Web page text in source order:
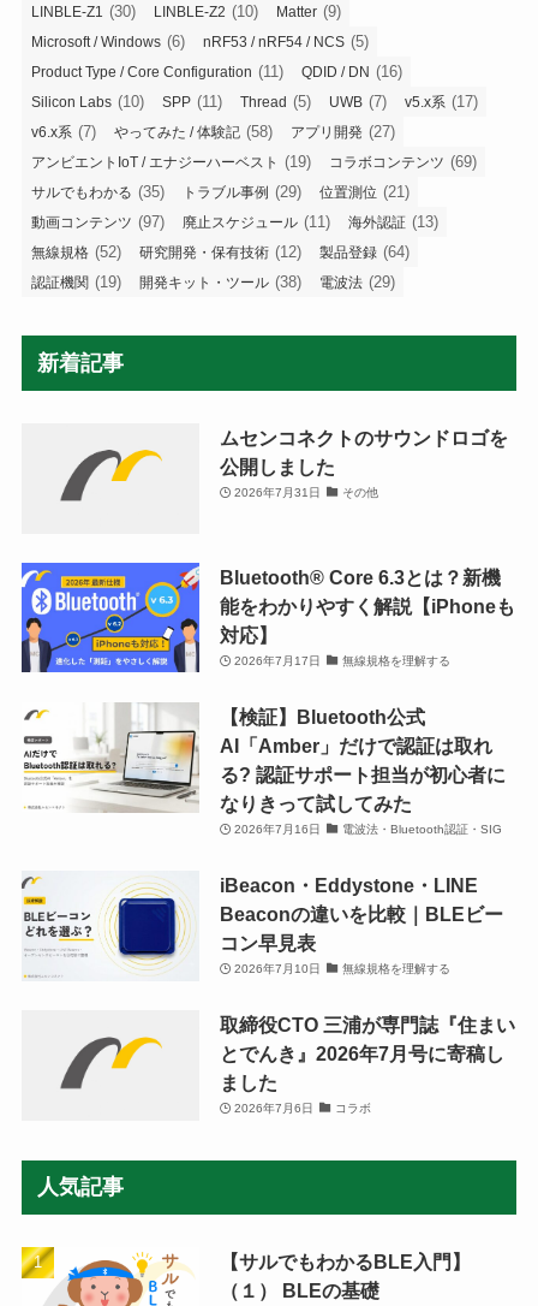
LINBLE-Z1 (30) LINBLE-Z2 (10) Matter (9)
Microsoft / Windows (6) nRF53 / nRF54 / NCS (5)
Product Type / Core Configuration (11) QDID / DN (16)
Silicon Labs (10) SPP (11) Thread (5) UWB (7) v5.x系 (17)
v6.x系 (7) やってみた / 体験記 (58) アプリ開発 (27)
アンビエントIoT / エナジーハーベスト (19) コラボコンテンツ (69)
サルでもわかる (35) トラブル事例 (29) 位置測位 (21)
動画コンテンツ (97) 廃止スケジュール (11) 海外認証 (13)
無線規格 (52) 研究開発・保有技術 (12) 製品登録 (64)
認証機関 (19) 開発キット・ツール (38) 電波法 (29)
新着記事
ムセンコネクトのサウンドロゴを
公開しました
2026年7月31日 その他
Bluetooth®︎ Core 6.3とは？新機
能をわかりやすく解説【iPhoneも
対応】
2026年7月17日 無線規格を理解する
【検証】Bluetooth公式
AI「Amber」だけで認証は取れ
る? 認証サポート担当が初心者に
なりきって試してみた
2026年7月16日 電波法・Bluetooth認証・SIG
iBeacon・Eddystone・LINE
Beaconの違いを比較｜BLEビー
コン早見表
2026年7月10日 無線規格を理解する
取締役CTO 三浦が専門誌『住まい
とでんき』2026年7月号に寄稿し
ました
2026年7月6日 コラボ
人気記事
【サルでもわかるBLE入門】
（１） BLEの基礎